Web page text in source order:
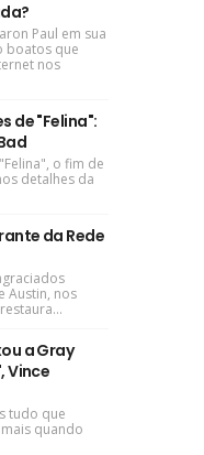
Paul em sua
boatos que
nos
de "Felina":
o fim de
detalhes da
da Rede
Austin, nos
a Gray
Vince
tudo que
quando